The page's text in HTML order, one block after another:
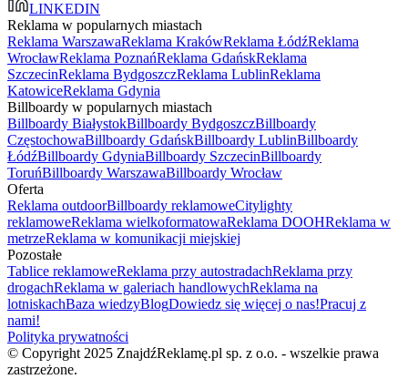
LINKEDIN
Reklama w popularnych miastach
Reklama WarszawaReklama KrakówReklama ŁódźReklama
WrocławReklama PoznańReklama GdańskReklama
SzczecinReklama BydgoszczReklama LublinReklama
KatowiceReklama Gdynia
Billboardy w popularnych miastach
Billboardy BiałystokBillboardy BydgoszczBillboardy
CzęstochowaBillboardy GdańskBillboardy LublinBillboardy
ŁódźBillboardy GdyniaBillboardy SzczecinBillboardy
ToruńBillboardy WarszawaBillboardy Wrocław
Oferta
Reklama outdoorBillboardy reklamoweCitylighty
reklamoweReklama wielkoformatowaReklama DOOHReklama w
metrzeReklama w komunikacji miejskiej
Pozostałe
Tablice reklamoweReklama przy autostradachReklama przy
drogachReklama w galeriach handlowychReklama na
lotniskachBaza wiedzyBlogDowiedz się więcej o nas!Pracuj z
nami!
Polityka prywatności
© Copyright 2025 ZnajdźReklamę.pl sp. z o.o. - wszelkie prawa
zastrzeżone.